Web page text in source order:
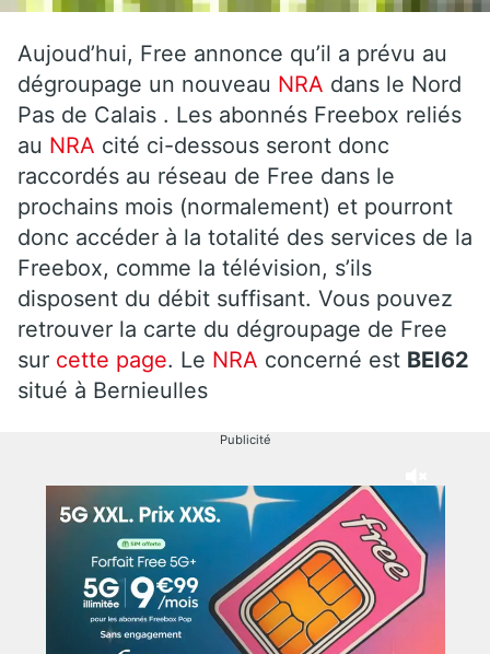
Aujoud’hui, Free annonce qu’il a prévu au
dégroupage un nouveau NRA dans le Nord
Pas de Calais . Les abonnés Freebox reliés
au NRA cité ci-dessous seront donc
raccordés au réseau de Free dans le
prochains mois (normalement) et pourront
donc accéder à la totalité des services de la
Freebox, comme la télévision, s’ils
disposent du débit suffisant. Vous pouvez
retrouver la carte du dégroupage de Free
sur cette page. Le NRA concerné est BEI62
situé à Bernieulles
Publicité